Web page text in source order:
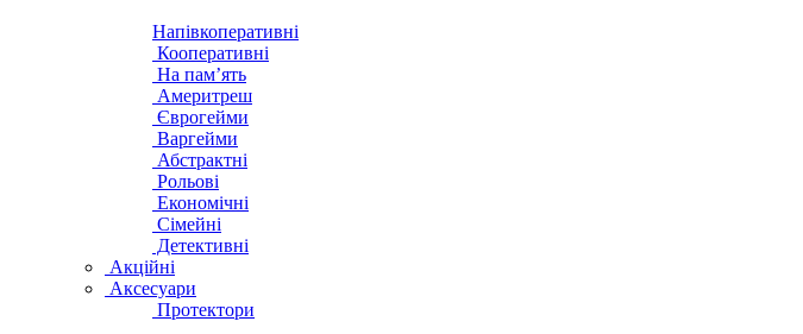
Напівкоперативні
Кооперативні
На пам’ять
Америтреш
Єврогейми
Варгейми
Абстрактні
Рольові
Економічні
Сімейні
Детективні
Акційні
Аксесуари
Протектори